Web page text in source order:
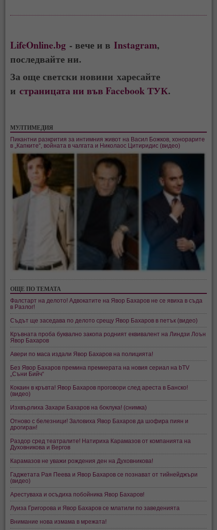
LifeOnline.bg - вече и вInstagram,
последвайте ни.
За още светски новини харесайте
истраницата ни във Facebook ТУК.
МУЛТИМЕДИЯ
Пикантни разкрития за интимния живот на Васил Божков, хонорарите
в „Капките“, войната в чалгата и Николаос Цитиридис (видео)
ОЩЕ ПО ТЕМАТА
Фалстарт на делото! Адвокатите на Явор Бахаров не се явиха в съда
в Разлог!
Съдът ще заседава по делото срещу Явор Бахаров в петък (видео)
Кръвната проба буквално закопа родният еквивалент на Линдзи Лоън
Явор Бахаров
Авери по маса издали Явор Бахаров на полицията!
Без Явор Бахаров премина премиерата на новия сериал на bTV
„Съни Бийч“
Кокаин в кръвта! Явор Бахаров проговори след ареста в Банско!
(видео)
Изхвърлиха Захари Бахаров на боклука! (снимка)
Отново с белезници! Заловиха Явор Бахаров да шофира пиян и
дрогиран!
Раздор сред театралите! Натириха Карамазов от компанията на
Духовникова и Вергов
Карамазов не уважи рождения ден на Духовникова!
Гаджетата Рая Пеева и Явор Бахаров се познават от тийнейджъри
(видео)
Арестуваха и осъдиха побойника Явор Бахаров!
Луиза Григорова и Явор Бахаров се млатили по заведенията
Внимание нова измама в мрежата!